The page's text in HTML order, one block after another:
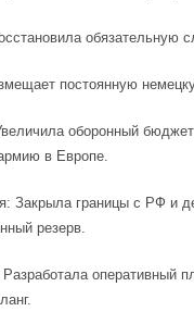
обязательную
постоянную
оборонный
в Европе.
Закрыла границы с РФ и
резерв.
оперативный